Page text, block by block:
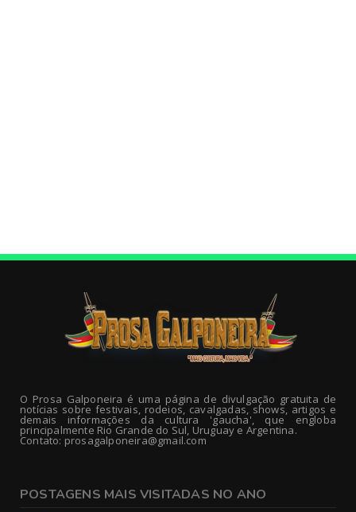
O Prosa Galponeira é uma página de divulgação gratuita de
notícias sobre festivais, rodeios, cavalgadas, shows, artigos e
demais informações da cultura 'gaucha', que engloba
principalmente Rio Grande do Sul, Uruguay e Argentina.
Contato: prosagalponeira@gmail.com
POSTAGENS MAIS VISITADAS NO ANO